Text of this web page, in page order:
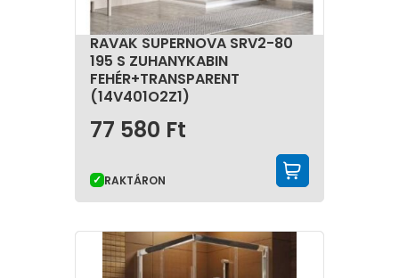
RAVAK SUPERNOVA SRV2-80
195 S ZUHANYKABIN
FEHÉR+TRANSPARENT
(14V401O2Z1)
77 580 Ft
RAKTÁRON